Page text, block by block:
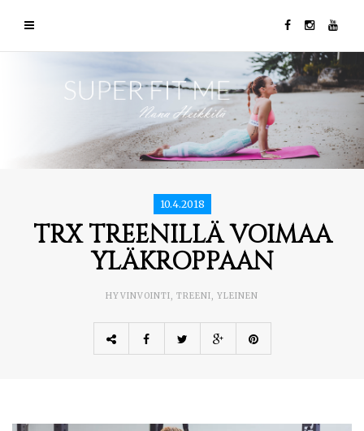
10.4.2018
TRX TREENILLÄ VOIMAA
YLÄKROPPAAN
HYVINVOINTI, TREENI, YLEINEN